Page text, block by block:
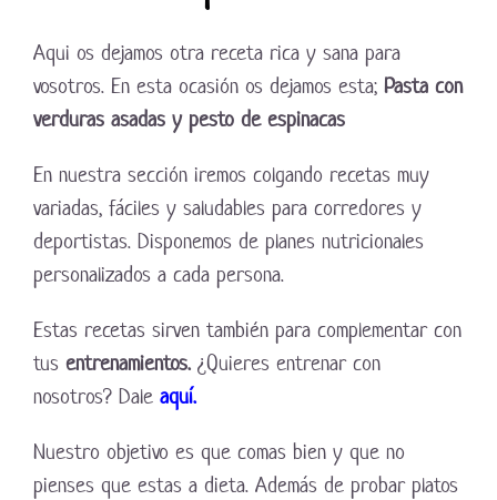
Aqui os dejamos otra receta rica y sana para
vosotros. En esta ocasión os dejamos esta; Pasta con
verduras asadas y pesto de espinacas
En nuestra sección iremos colgando recetas muy
variadas, fáciles y saludables para corredores y
deportistas. Disponemos de planes nutricionales
personalizados a cada persona.
Estas recetas sirven también para complementar con
tus entrenamientos. ¿Quieres entrenar con
nosotros? Dale aquí.
Nuestro objetivo es que comas bien y que no
pienses que estas a dieta. Además de probar platos